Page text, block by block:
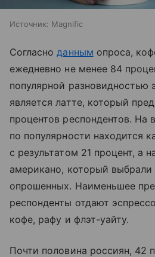
Источник: Magnific
Согласноданным опроса,
ежедневно не менее 84
популярной разновидностью
является латте, который
процентов респондентов. На
по популярности находится
с результатом 21 процент, а
американо, который выбрали
опрошенных. Наименьшее
респонденты отдают
кофе, рафу и флэт-уайту.
Почти половина россиян, 42